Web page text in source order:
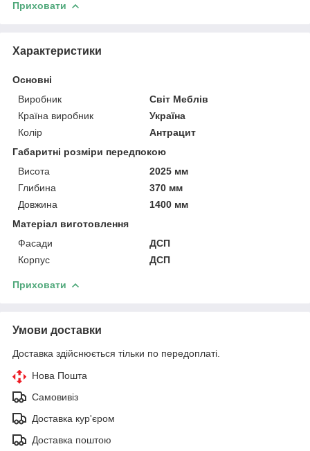
Приховати
Характеристики
Основні
Виробник
Світ Меблів
Країна виробник
Україна
Колір
Антрацит
Габаритні розміри передпокою
Висота
2025 мм
Глибина
370 мм
Довжина
1400 мм
Матеріал виготовлення
Фасади
ДСП
Корпус
ДСП
Приховати
Умови доставки
Доставка здійснюється тільки по передоплаті.
Нова Пошта
Самовивіз
Доставка кур'єром
Доставка поштою